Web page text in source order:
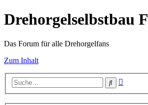
Drehorgelselbstbau
Das Forum für alle Drehorgelfans
Zum Inhalt
Suche